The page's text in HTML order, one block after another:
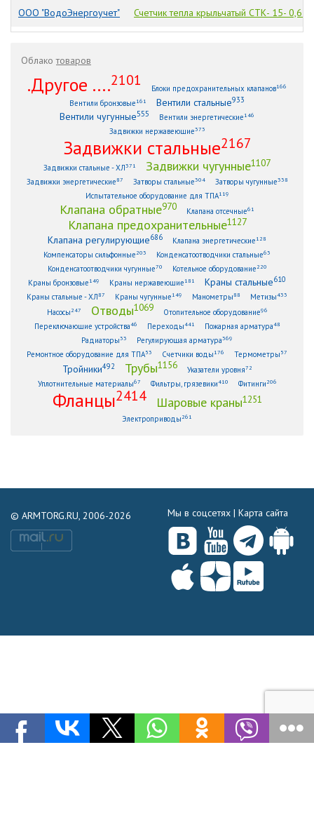
ООО "ВодоЭнергоучет" Счетчик тепла крыльчатый СТК- 15- 0,6
Облакотоваров
.Другое ....2101
Блоки предохранительных клапанов166
Вентили бронзовые161 Вентили стальные933
Вентили чугунные555 Вентили энергетические146
Задвижки нержавеющие373
Задвижки стальные2167
Задвижки стальные - ХЛ371 Задвижки чугунные1107
Задвижки энергетические87 Затворы стальные304 Затворы чугунные338
Испытательное оборудование для ТПА119
Клапана обратные970 Клапана отсечные61
Клапана предохранительные1127
Клапана регулирующие686 Клапана энергетические128
Компенсаторы сильфонные203 Конденсатоотводчики стальные63
Конденсатоотводчики чугунные70 Котельное оборудование220
Краны бронзовые149 Краны нержавеющие181 Краны стальные610
Краны стальные - ХЛ87 Краны чугунные149 Манометры88 Метизы433
Насосы247 Отводы1069 Отопительное оборудование96
Переключающие устройства46 Переходы441 Пожарная арматура48
Радиаторы33 Регулирующая арматура369
Ремонтное оборудование для ТПА53 Счетчики воды176 Термометры 57
Тройники492 Трубы1156 Указатели уровня72
Уплотнительные материалы67 Фильтры, грязевики410 Фитинги206
Фланцы2414 Шаровые краны1251
Электроприводы261
© ARMTORG.RU, 2006-2026 Мы в соцсетях | Карта сайта